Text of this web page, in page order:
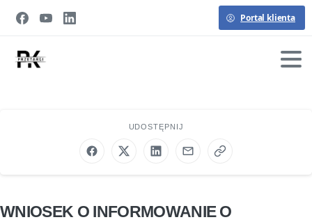
Portal klienta
UDOSTĘPNIJ
WNIOSEK O INFORMOWANIE O